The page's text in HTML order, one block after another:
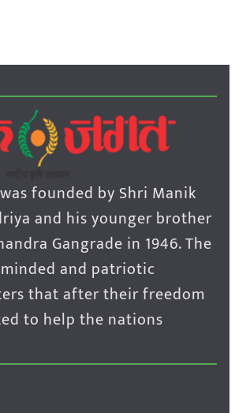
founded by Shri Manik
and his younger brother
Gangrade in 1946. The
and patriotic
that after their freedom
to help the nations